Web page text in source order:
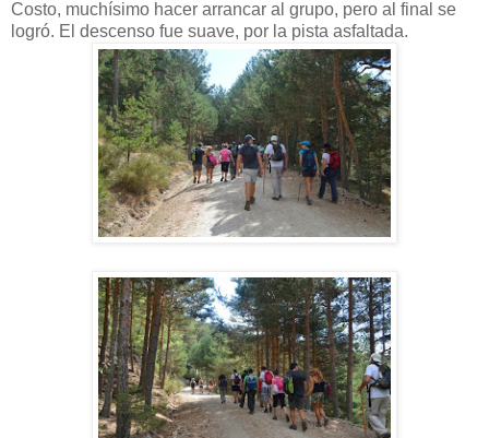
Costo, muchísimo hacer arrancar al grupo, pero al final se
logró. El descenso fue suave, por la pista asfaltada.